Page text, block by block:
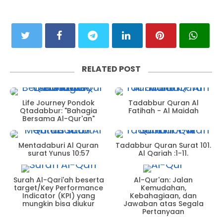
RELATED POST
Life Journey Pondok
Qtadabbur: "Bahagia
Bersama Al-Qur'an"
Tadabbur Quran Al
Fatihah - Al Maidah
Mentadaburi Al Quran
surat Yunus 10:57
Tadabbur Quran Surat 101.
Al Qariah :1-11.
Surah Al-Qari'ah beserta
target/Key Performance
Indicator (KPI) yang
mungkin bisa diukur
Al-Qur'an: Jalan
Kemudahan,
Kebahagiaan, dan
Jawaban atas Segala
Pertanyaan